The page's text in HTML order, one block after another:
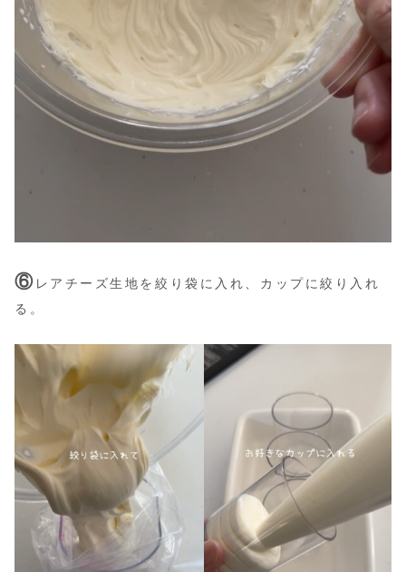
⑥ レアチーズ生地を絞り袋に入れ、カップに絞り入れ
る。